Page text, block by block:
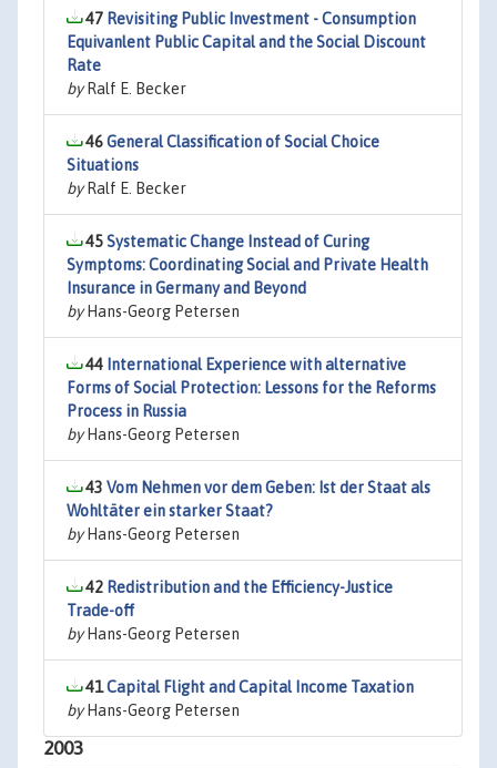
47 Revisiting Public Investment - Consumption
Equivanlent Public Capital and the Social Discount
Rate
byRalf E. Becker
46General Classification of Social Choice
Situations
byRalf E. Becker
45Systematic Change Instead of Curing
Symptoms: Coordinating Social and Private Health
Insurance in Germany and Beyond
byHans-Georg Petersen
44 International Experience with alternative
Forms of Social Protection: Lessons for the Reforms
Process in Russia
byHans-Georg Petersen
43 Vom Nehmen vor dem Geben: Ist der Staat als
Wohltäter ein starker Staat?
byHans-Georg Petersen
42 Redistribution and the Efficiency-Justice
Trade-off
byHans-Georg Petersen
41Capital Flight and Capital Income Taxation
byHans-Georg Petersen
2003